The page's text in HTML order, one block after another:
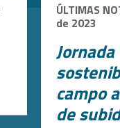
ÚLTIMAS
de 2023
Jornada
campo
de